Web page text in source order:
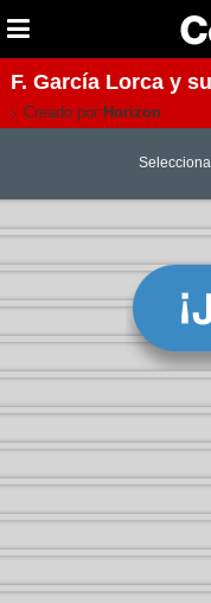
F. García Lorca y
Creado por: Horizon